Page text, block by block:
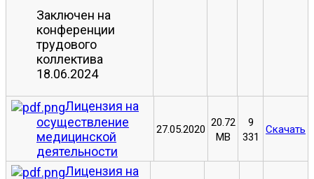
Заключен на
конференции
трудового
коллектива
18.06.2024
Лицензия на
осуществление
медицинской
деятельности
27.05.2020
20.72
MB
9
331
Скачать
Лицензия на